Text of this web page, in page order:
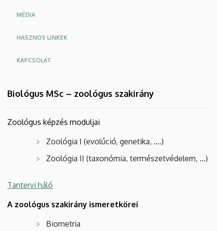
MÉDIA
HASZNOS LINKEK
KAPCSOLAT
Biológus MSc – zoológus szakirány
Zoológus képzés moduljai
Zoológia I (evolúció, genetika, ....)
Zoológia II (taxonómia, természetvédelem, ...)
Tantervi háló
A zoológus szakirány ismeretkörei
Biometria